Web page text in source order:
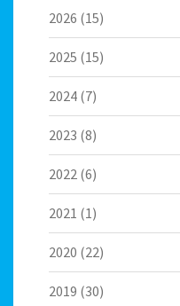
2026 (15)
2025 (15)
2024 (7)
2023 (8)
2022 (6)
2021 (1)
2020 (22)
2019 (30)